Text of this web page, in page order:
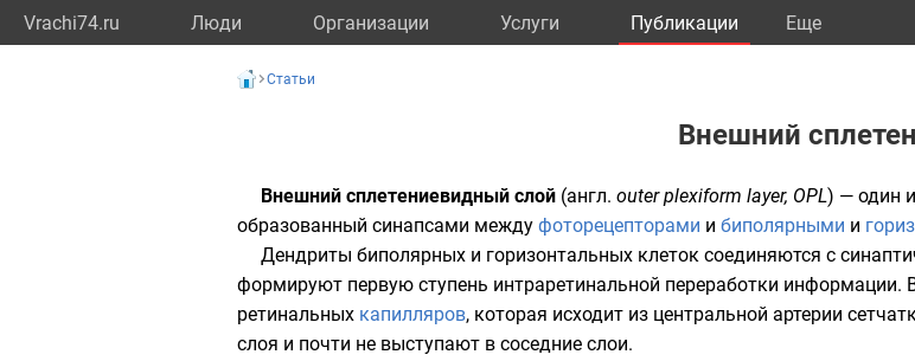
Vrachi74.ru Люди Организации Услуги Публикации Eще
Статьи
Внешний
Внешний сплетениевидный слой (англ. outer plexiform layer, OPL) — один
образованный синапсами между фоторецепторами и биполярными и
Дендриты биполярных и горизонтальных клеток соединяются с
формируют первую ступень интраретинальной переработки информации.
ретинальных капилляров, которая исходит из центральной артерии
слоя и почти не выступают в соседние слои.